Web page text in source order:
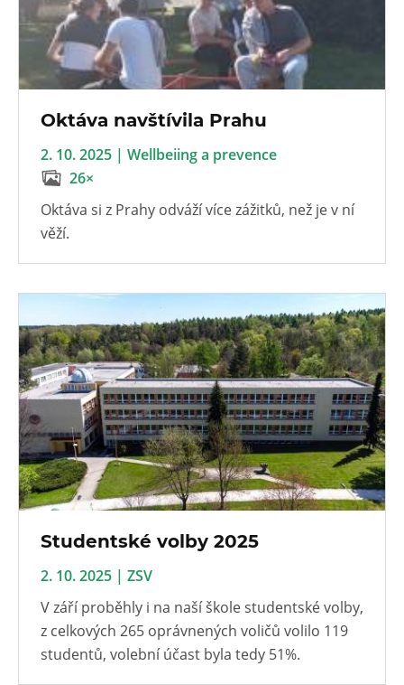
Oktáva navštívila Prahu
2. 10. 2025 | Wellbeiing a prevence
26×
Oktáva si z Prahy odváží více zážitků, než je v ní
věží.
Studentské volby 2025
2. 10. 2025 | ZSV
V září proběhly i na naší škole studentské volby,
z celkových 265 oprávnených voličů volilo 119
studentů, volební účast byla tedy 51%.